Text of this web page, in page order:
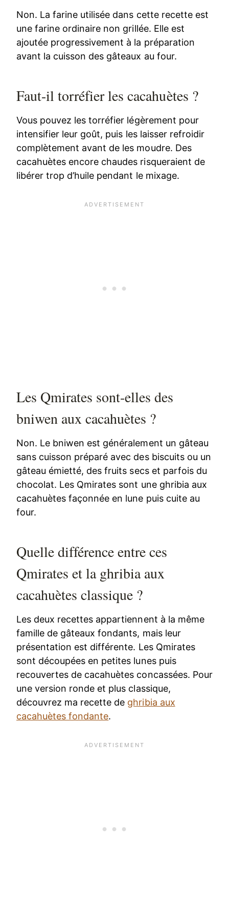
Non. La farine utilisée dans cette recette est
une farine ordinaire non grillée. Elle est
ajoutée progressivement à la préparation
avant la cuisson des gâteaux au four.
Faut-il torréfier les cacahuètes ?
Vous pouvez les torréfier légèrement pour
intensifier leur goût, puis les laisser refroidir
complètement avant de les moudre. Des
cacahuètes encore chaudes risqueraient de
libérer trop d’huile pendant le mixage.
Les Qmirates sont-elles des
bniwen aux cacahuètes ?
Non. Le bniwen est généralement un gâteau
sans cuisson préparé avec des biscuits ou un
gâteau émietté, des fruits secs et parfois du
chocolat. Les Qmirates sont une ghribia aux
cacahuètes façonnée en lune puis cuite au
four.
Quelle différence entre ces
Qmirates et la ghribia aux
cacahuètes classique ?
Les deux recettes appartiennent à la même
famille de gâteaux fondants, mais leur
présentation est différente. Les Qmirates
sont découpées en petites lunes puis
recouvertes de cacahuètes concassées. Pour
une version ronde et plus classique,
découvrez ma recette de ghribia aux
cacahuètes fondante.